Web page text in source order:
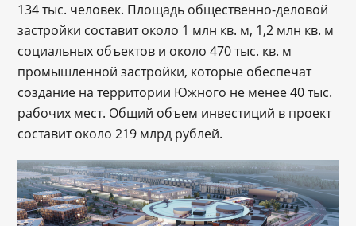
134 тыс. человек. Площадь общественно-деловой
застройки составит около 1 млн кв. м, 1,2 млн кв. м
социальных объектов и около 470 тыс. кв. м
промышленной застройки, которые обеспечат
создание на территории Южного не менее 40 тыс.
рабочих мест. Общий объем инвестиций в проект
составит около 219 млрд рублей.